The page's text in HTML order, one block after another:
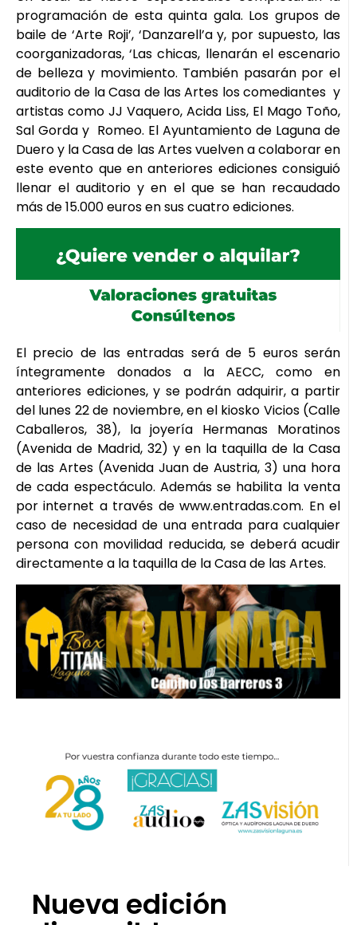
programación de esta quinta gala. Los grupos de
baile de ‘Arte Roji’, ‘Danzarell’a y, por supuesto, las
coorganizadoras, ‘Las chicas, llenarán el escenario
de belleza y movimiento. También pasarán por el
auditorio de la Casa de las Artes los comediantes y
artistas como JJ Vaquero, Acida Liss, El Mago Toño,
Sal Gorda y Romeo. El Ayuntamiento de Laguna de
Duero y la Casa de las Artes vuelven a colaborar en
este evento que en anteriores ediciones consiguió
llenar el auditorio y en el que se han recaudado
más de 15.000 euros en sus cuatro ediciones.
El precio de las entradas será de 5 euros serán
íntegramente donados a la AECC, como en
anteriores ediciones, y se podrán adquirir, a partir
del lunes 22 de noviembre, en el kiosko Vicios (Calle
Caballeros, 38), la joyería Hermanas Moratinos
(Avenida de Madrid, 32) y en la taquilla de la Casa
de las Artes (Avenida Juan de Austria, 3) una hora
de cada espectáculo. Además se habilita la venta
por internet a través de www.entradas.com. En el
caso de necesidad de una entrada para cualquier
persona con movilidad reducida, se deberá acudir
directamente a la taquilla de la Casa de las Artes.
Nueva edición